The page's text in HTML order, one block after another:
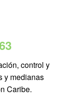
control y
y medianas
Caribe.